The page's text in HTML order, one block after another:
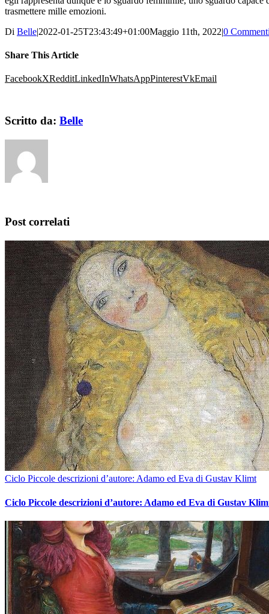
trasmettere mille emozioni.
Di Belle|2022-01-25T23:43:49+01:00Maggio 11th, 2022|0
Share This Article
FacebookXRedditLinkedInWhatsAppPinterestVkEmail
Scritto da: Belle
Post correlati
Ciclo Piccole descrizioni d’autore: Adamo ed Eva di Gustav Klimt
Ciclo Piccole descrizioni d’autore: Adamo ed Eva di Gustav